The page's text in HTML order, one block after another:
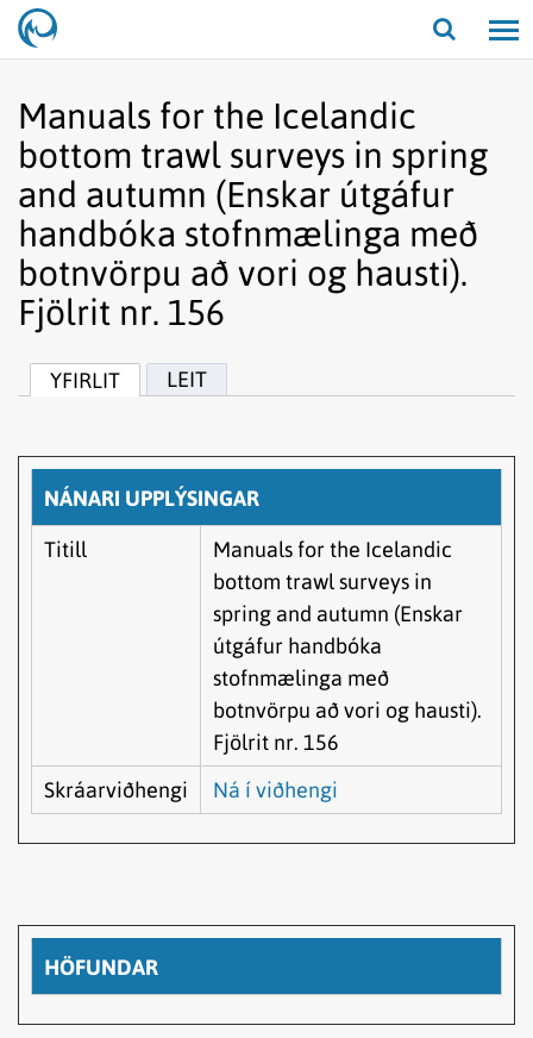
Opna/
Manuals for the Icelandic
bottom trawl surveys in spring
and autumn (Enskar útgáfur
handbóka stofnmælinga með
botnvörpu að vori og hausti).
Fjölrit nr. 156
YFIRLIT LEIT
NÁNARI UPPLÝSINGAR
Titill
Manuals for the Icelandic
bottom trawl surveys in
spring and autumn (Enskar
útgáfur handbóka
stofnmælinga með
botnvörpu að vori og hausti).
Fjölrit nr. 156
Skráarviðhengi
Ná í viðhengi
HÖFUNDAR